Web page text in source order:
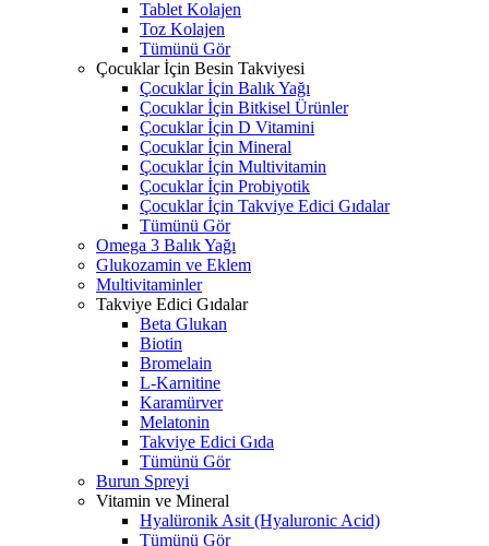
Tablet Kolajen
Toz Kolajen
Tümünü Gör
Çocuklar İçin Besin Takviyesi
Çocuklar İçin Balık Yağı
Çocuklar İçin Bitkisel Ürünler
Çocuklar İçin D Vitamini
Çocuklar İçin Mineral
Çocuklar İçin Multivitamin
Çocuklar İçin Probiyotik
Çocuklar İçin Takviye Edici Gıdalar
Tümünü Gör
Omega 3 Balık Yağı
Glukozamin ve Eklem
Multivitaminler
Takviye Edici Gıdalar
Beta Glukan
Biotin
Bromelain
L-Karnitine
Karamürver
Melatonin
Takviye Edici Gıda
Tümünü Gör
Burun Spreyi
Vitamin ve Mineral
Hyalüronik Asit (Hyaluronic Acid)
Tümünü Gör